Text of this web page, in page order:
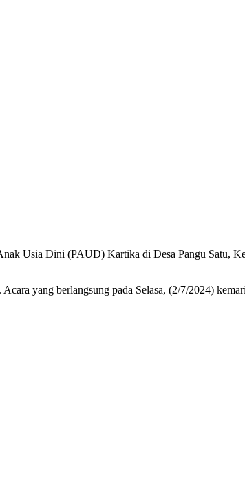
Usia Dini (PAUD) Kartika di Desa Pangu Satu,
yang berlangsung pada Selasa, (2/7/2024)